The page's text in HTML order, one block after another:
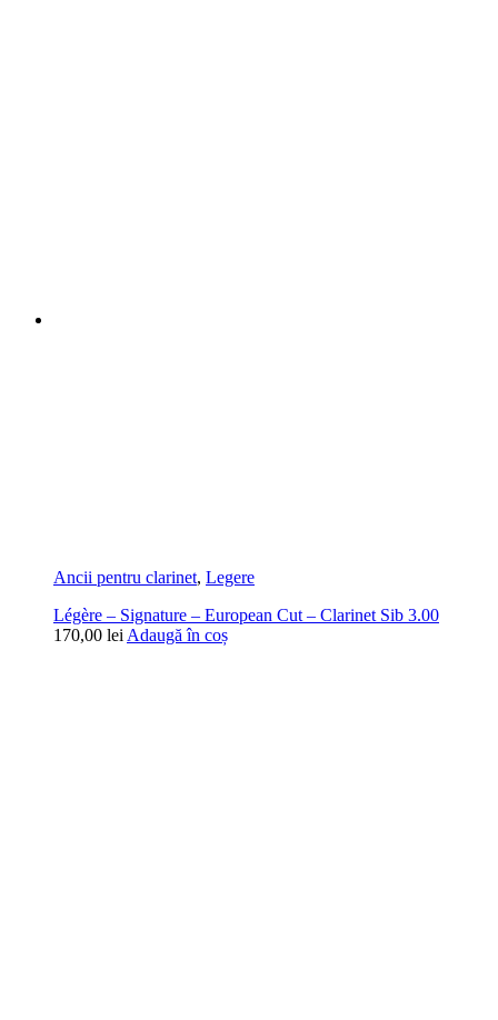
Ancii pentru clarinet, Legere
Légère – Signature – European Cut – Clarinet Sib 3.00
170,00 lei Adaugă în coș